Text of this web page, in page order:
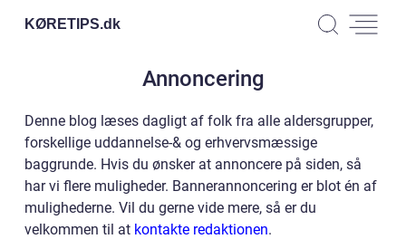
KØRETIPS.dk
Annoncering
Denne blog læses dagligt af folk fra alle aldersgrupper,
forskellige uddannelse-& og erhvervsmæssige
baggrunde. Hvis du ønsker at annoncere på siden, så
har vi flere muligheder. Bannerannoncering er blot én af
mulighederne. Vil du gerne vide mere, så er du
velkommen til at kontakte redaktionen.